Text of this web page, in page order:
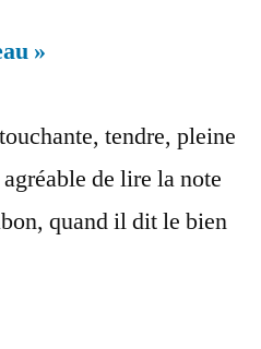
»
tendre, pleine
de lire la note
quand il dit le bien